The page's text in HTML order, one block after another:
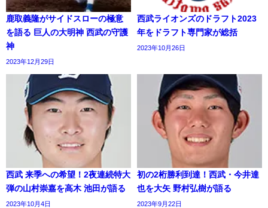
鹿取義隆がサイドスローの極意
を語る 巨人の大明神 西武の守護
神
2023年12月29日
西武ライオンズのドラフト2023
年をドラフト専門家が総括
2023年10月26日
西武 来季への希望！2夜連続特大
弾の山村崇嘉を高木 池田が語る
2023年10月4日
初の2桁勝利到達！西武・今井達
也を大矢 野村弘樹が語る
2023年9月22日